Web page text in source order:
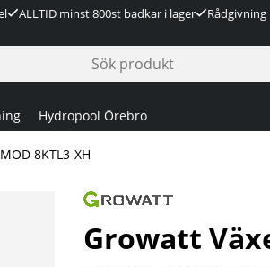
ALLTID minst 800st badkar i lager
Hydropool Örebro
8KTL3-XH
Growatt